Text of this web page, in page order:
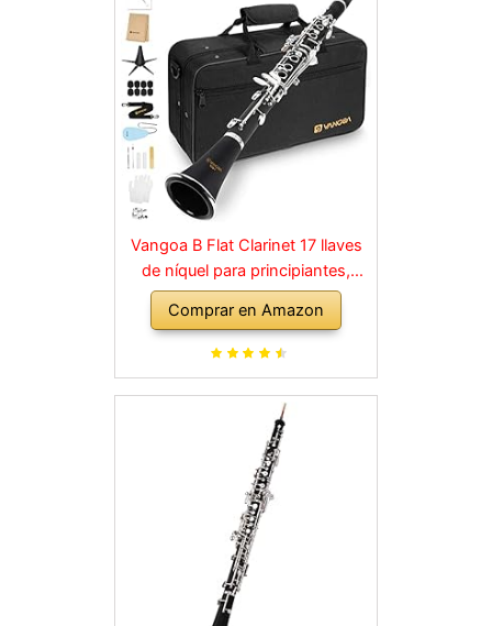
Vangoa B Flat Clarinet 17 llaves
de níquel para principiantes,
juego de clarinete para
estudiantes con boquilla 4C, kit
de limpieza, estuche rígido,
negro
Comprar en Amazon